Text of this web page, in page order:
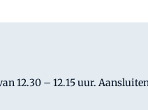
12.30 – 12.15 uur.